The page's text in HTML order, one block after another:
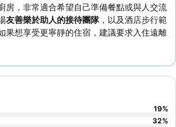
房，非常適合希望自己準備餐點或與人交流
友善樂於助人的接待團隊，以及酒店步行範
果想享受更寧靜的住宿，建議要求入住遠離
19%
32%